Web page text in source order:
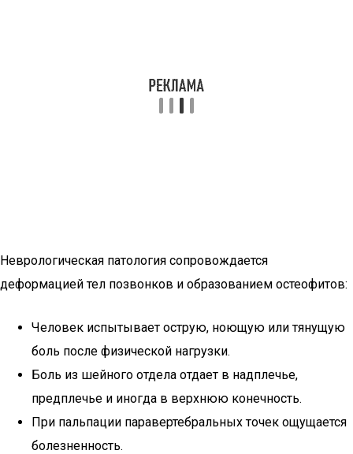
Неврологическая патология сопровождается
деформацией тел позвонков и образованием остеофитов:
Человек испытывает острую, ноющую или тянущую
боль после физической нагрузки.
Боль из шейного отдела отдает в надплечье,
предплечье и иногда в верхнюю конечность.
При пальпации паравертебральных точек ощущается
болезненность.